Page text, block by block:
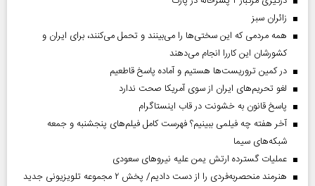
‌زائران سبز
همه مردمی که این سختی‌ها را می‌بینند و تحمل می‌کنند، برای ایران و
کشورشان این کاررا انجام می‌دهند
در کمین تروریست‌ها هستیم و آماده پاسخ قاطعیم
لغو تحریم‌های ایران از سوی آمریکا صحت ندارد
پاسخ قانون به خشونت در قاب اینستاگرام
آخر هفته چه فیلمی ببینیم؟ فهرست کامل فیلم‌های پنجشنبه و جمعه
شبکه‌های سیما
عملیات گسترده ارتش یمن علیه نیروهای سعودی
هنرمند منحصر‌به‌فردی را از دست دادیم/ پخش ۲ مجموعه تلویزیونی جدید